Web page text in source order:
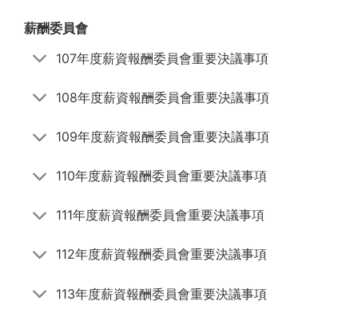
薪酬委員會
107年度薪資報酬委員會重要決議事項
108年度薪資報酬委員會重要決議事項
109年度薪資報酬委員會重要決議事項
110年度薪資報酬委員會重要決議事項
111年度薪資報酬委員會重要決議事項
112年度薪資報酬委員會重要決議事項
113年度薪資報酬委員會重要決議事項